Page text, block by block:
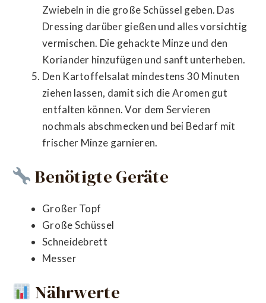
Zwiebeln in die große Schüssel geben. Das
Dressing darüber gießen und alles vorsichtig
vermischen. Die gehackte Minze und den
Koriander hinzufügen und sanft unterheben.
Den Kartoffelsalat mindestens 30 Minuten
ziehen lassen, damit sich die Aromen gut
entfalten können. Vor dem Servieren
nochmals abschmecken und bei Bedarf mit
frischer Minze garnieren.
Benötigte Geräte
Großer Topf
Große Schüssel
Schneidebrett
Messer
Nährwerte